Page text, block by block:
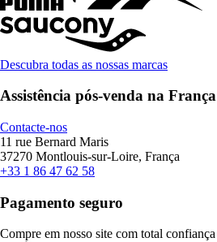
Descubra todas as nossas marcas
Assistência pós-venda na França
Contacte-nos
11 rue Bernard Maris
37270 Montlouis-sur-Loire, França
+33 1 86 47 62 58
Pagamento seguro
Compre em nosso site com total confiança